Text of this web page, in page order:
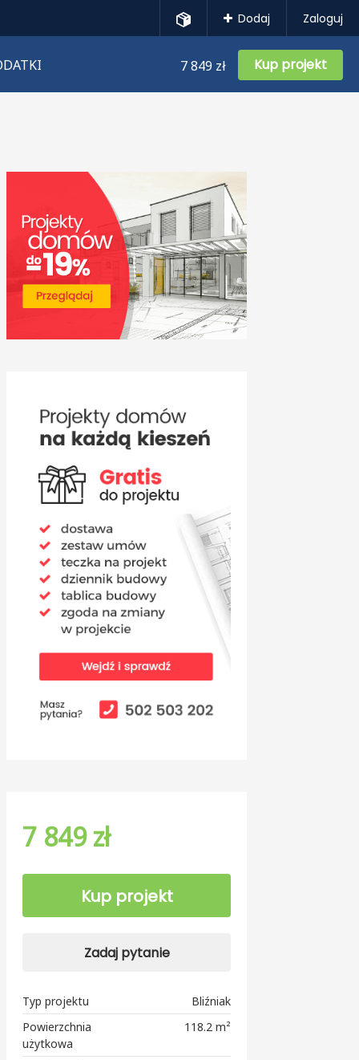
Dodaj Zaloguj
7 849 zł Kup projekt
7 849 zł
Kup projekt
Zadaj pytanie
Typ projektu
Bliźniak
Powierzchnia
użytkowa
118.2 m²